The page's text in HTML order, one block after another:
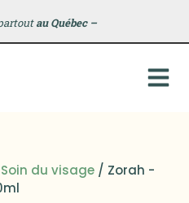
au Québec –
Soin du visage / Zorah -